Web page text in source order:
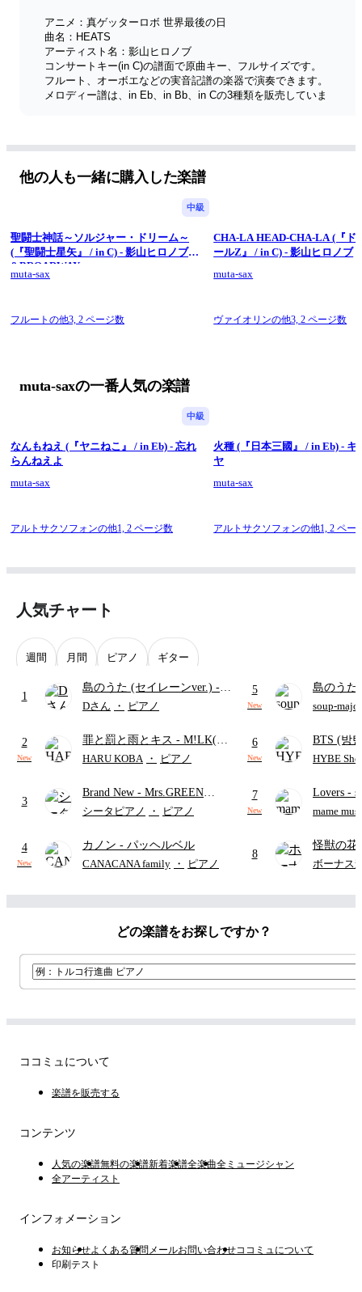
アニメ：真ゲッターロボ 世界最後の日
曲名：HEATS
アーティスト名：影山ヒロノブ
コンサートキー(in C)の譜面で原曲キー、フルサイズです。
フルート、オーボエなどの実音記譜の楽器で演奏できます。
メロディー譜は、in Eb、in Bb、in Cの3種類を販売していま
他の人も一緒に購入した楽譜
中級
聖闘士神話～ソルジャー・ドリーム～
(『聖闘士星矢』 / in C) - 影山ヒロノブ
&BROADWAY
muta-sax
フルートの他3, 2 ページ数
CHA-LA HEAD-CHA-LA (『ド
ールZ』 / in C) - 影山ヒロノブ
muta-sax
ヴァイオリンの他3,2 ページ数
muta-saxの一番人気の楽譜
中級
なんもねえ (『ヤニねこ』 / in Eb) - 忘れ
らんねえよ
muta-sax
アルトサクソフォンの他1, 2 ページ数
火種 (『日本三國』 / in Eb) - キ
ヤ
muta-sax
アルトサクソフォンの他1,2 ペー
人気チャート
週間 月間 ピアノ ギター
1
島のうた (セイレーンver.) -
セイレーン(CV.鈴木みのり)
ード・ペダル付き/『映画ちい
かわ 人魚の島のひみつ』よ
Dさん ・ ピアノ
2
New
罪と罰と雨とキス - M!LK(佐
野勇斗&吉田仁人)
HARU KOBA ・ ピアノ
3
Brand New - Mrs.GREEN
APPLE
シータピアノ ・ ピアノ
4
New
カノン - パッヘルベル
CANACANA family ・ ピアノ
5
New
島のうた
映画ちい
soup-majo
6
New
BTS (방
HYBE
7
New
Lovers -
ト)
mame
8
怪獣の
ードパー
ボーナス
どの楽譜をお探しですか？
ココミュについて
楽譜を販売する
コンテンツ
人気の楽譜無料の楽譜新着楽譜全楽曲全ミュージシャン
全アーティスト
インフォメーション
お知らせよくある質問 メールお問い合わせココミュについて
印刷テスト